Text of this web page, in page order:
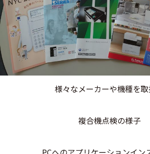
様々なメーカーや機種を
複合機点検の様子